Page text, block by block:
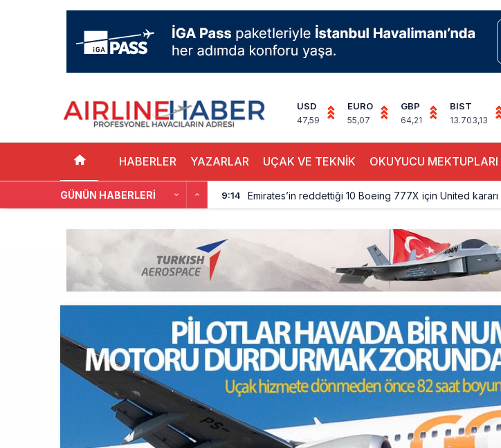
USD
47,59
EURO
55,07
GBP
64,21
BIST
13.703,13
HABERLER YAZARLAR UÇAK VE TEKNİK OKUYUCU MEKTUPLARI
GÜNÜN HABERLERI 9:14 Emirates’in reddettiği 10 Boeing 777X için United kararı
SpaceX Falcon 9’un ikinci kademesi Ay’a çarptı
Üniformasız Disiplin: Kabin Ekipleri Nasıl Yolcu Olur?
16:20 ISG’nin terminal memurlarından can kurtaran hamle
11:41 AJet’ten Yurt İçi Biletlerde Yüzde 30 İndirim
10:18 THY’nin geliri yüzde 20 arttı, net kârı yüzde 71 düştü
9:42 Pegasus, sözleşme süreçlerinde Draftwise’ı kullanacak